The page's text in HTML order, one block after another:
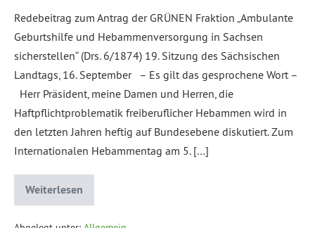
Redebeitrag zum Antrag der GRÜNEN Fraktion „Ambulante
Geburtshilfe und Hebammenversorgung in Sachsen
sicherstellen“ (Drs. 6/1874) 19. Sitzung des Sächsischen
Landtags, 16. September – Es gilt das gesprochene Wort –
Herr Präsident, meine Damen und Herren, die
Haftpflichtproblematik freiberuflicher Hebammen wird in
den letzten Jahren heftig auf Bundesebene diskutiert. Zum
Internationalen Hebammentag am 5. […]
Weiterlesen